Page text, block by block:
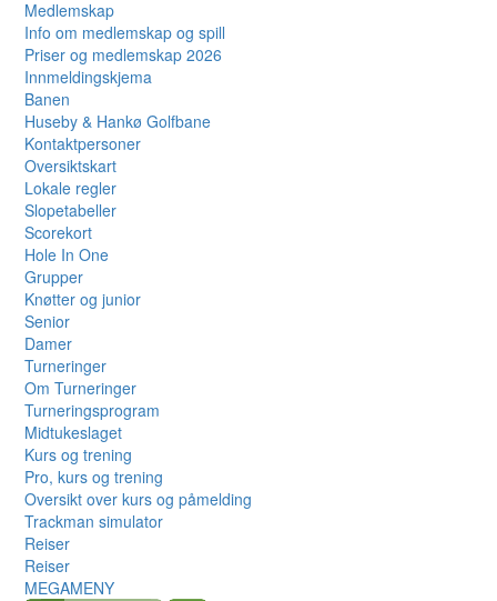
Medlemskap
Info om medlemskap og spill
Priser og medlemskap 2026
Innmeldingskjema
Banen
Huseby & Hankø Golfbane
Kontaktpersoner
Oversiktskart
Lokale regler
Slopetabeller
Scorekort
Hole In One
Grupper
Knøtter og junior
Senior
Damer
Turneringer
Om Turneringer
Turneringsprogram
Midtukeslaget
Kurs og trening
Pro, kurs og trening
Oversikt over kurs og påmelding
Trackman simulator
Reiser
Reiser
MEGAMENY